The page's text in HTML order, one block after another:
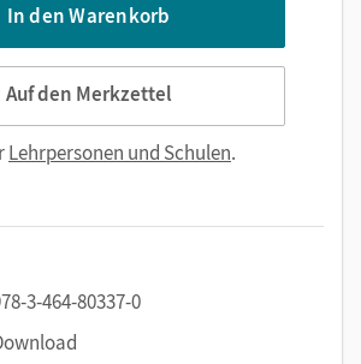
In den Warenkorb
Auf den Merkzettel
Lehrpersonen und Schulen.
3-464-80337-0